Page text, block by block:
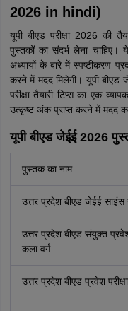
2026 in hindi)
यूपी बीएड परीक्षा 2026 की
पुस्तकों का संदर्भ लेना चाहिए।
अध्यायों के बारे में स्पष्टीकरण
करने में मदद मिलेगी। यूपी बीएड
परीक्षा तैयारी टिप्स का एक
उत्कृष्ट अंक प्राप्त करने में मदद
यूपी बीएड जेईई 2026
पुस्तक का नाम
उत्तर प्रदेश बीएड जेईई साइंस
उत्तर प्रदेश बीएड संयुक्त
कला वर्ग
उत्तर प्रदेश बीएड प्रवेश